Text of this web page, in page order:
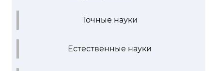
Точные науки
Естественные науки